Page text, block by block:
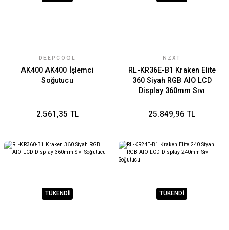
DEEPCOOL
AK400 AK400 İşlemci
Soğutucu
2.561,35 TL
NZXT
RL-KR36E-B1 Kraken Elite
360 Siyah RGB AIO LCD
Display 360mm Sıvı
25.849,96 TL
TÜKENDİ TÜKENDİ